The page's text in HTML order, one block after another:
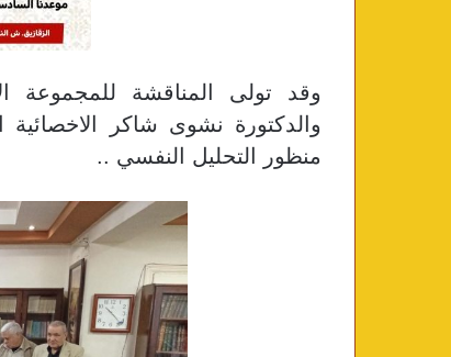
وقد تولى المناقشة للمجموعة
والدكتورة نشوى شاكر الاخصائية
منظور التحليل النفسي ..